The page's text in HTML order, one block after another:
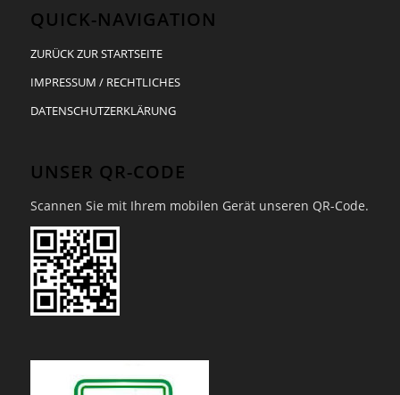
QUICK-NAVIGATION
ZURÜCK ZUR STARTSEITE
IMPRESSUM / RECHTLICHES
DATENSCHUTZERKLÄRUNG
UNSER QR-CODE
Scannen Sie mit Ihrem mobilen Gerät unseren QR-Code.